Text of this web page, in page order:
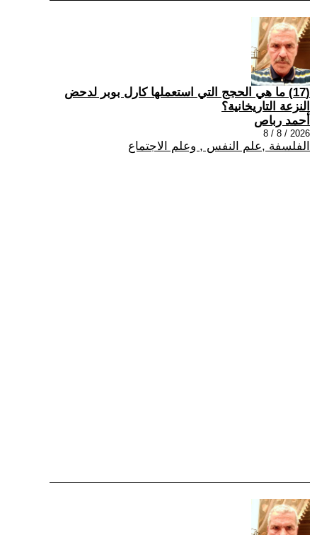
(17) ما هي الحجج التي استعملها كارل بوبر لدحض
النزعة التاريخانية؟
أحمد رباص
2026 / 8 / 8
الفلسفة ,علم النفس , وعلم الاجتماع